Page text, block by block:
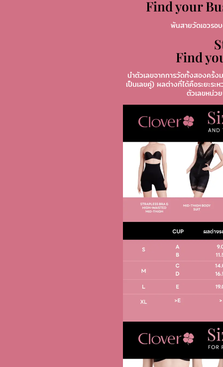
Find your
พันสายวัดเอวรอ
Find
นำตัวเลขจากการวัดทั้งสองครั้
เป็นเลขคู่) ผลต่างที่ได้คือระยะร
ตัวเลขหน่ว